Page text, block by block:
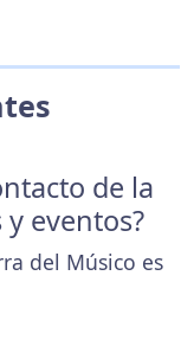
de la
eventos?
del Músico es